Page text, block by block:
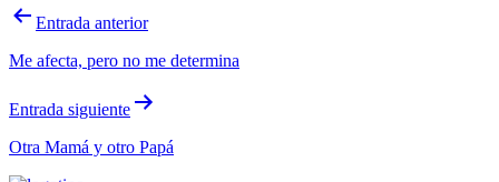
Navegación
entradas
Entrada anterior
Me afecta, pero no me determina
Entrada siguiente
Otra Mamá y otro Papá